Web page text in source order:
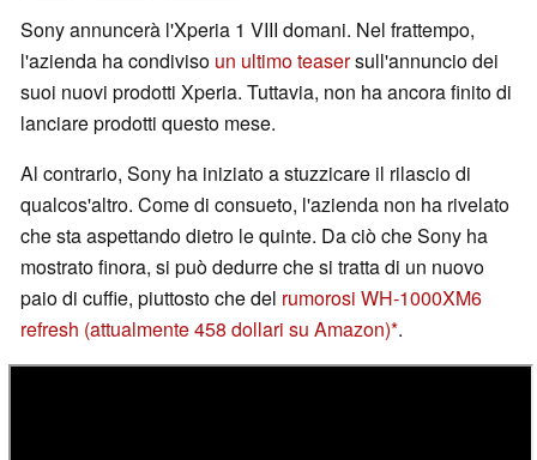
Sony annuncerà l'Xperia 1 VIII domani. Nel frattempo,
l'azienda ha condiviso un ultimo teasersull'annuncio dei
suoi nuovi prodotti Xperia. Tuttavia, non ha ancora finito di
lanciare prodotti questo mese.
Al contrario, Sony ha iniziato a stuzzicare il rilascio di
qualcos'altro. Come di consueto, l'azienda non ha rivelato
che sta aspettando dietro le quinte. Da ciò che Sony ha
mostrato finora, si può dedurre che si tratta di un nuovo
paio di cuffie, piuttosto che del rumorosi WH-1000XM6
refresh (attualmente 458 dollari su Amazon) .